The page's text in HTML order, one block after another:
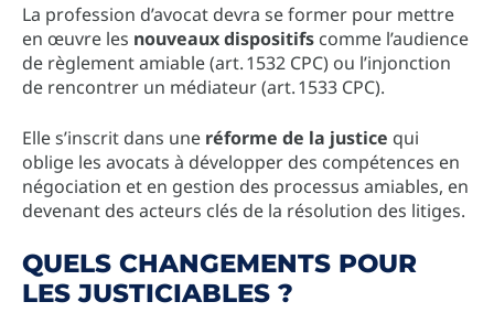
La profession d’avocat devra se former pour mettre
en œuvre les nouveaux dispositifs comme l’audience
de règlement amiable (art. 1532 CPC) ou l’injonction
de rencontrer un médiateur (art. 1533 CPC).
Elle s’inscrit dans une réforme de la justice qui
oblige les avocats à développer des compétences en
négociation et en gestion des processus amiables, en
devenant des acteurs clés de la résolution des litiges.
QUELS CHANGEMENTS POUR
LES JUSTICIABLES ?